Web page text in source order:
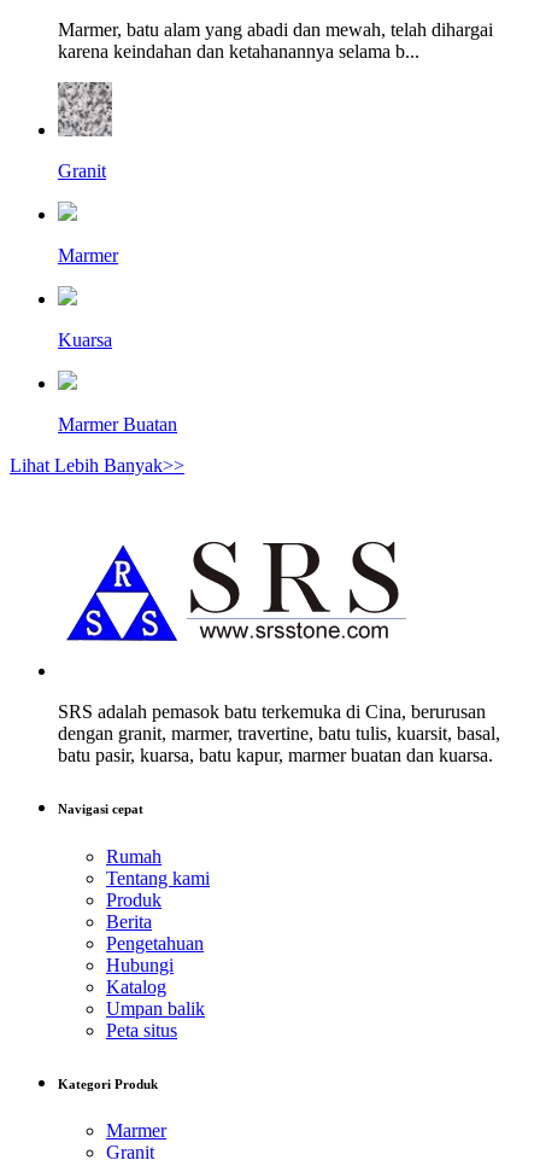
Marmer, batu alam yang abadi dan mewah, telah dihargai
karena keindahan dan ketahanannya selama b...
Granit
Marmer
Kuarsa
Marmer Buatan
Lihat Lebih Banyak>>
SRS adalah pemasok batu terkemuka di Cina, berurusan
dengan granit, marmer, travertine, batu tulis, kuarsit, basal,
batu pasir, kuarsa, batu kapur, marmer buatan dan kuarsa.
Navigasi cepat
Rumah
Tentang kami
Produk
Berita
Pengetahuan
Hubungi
Katalog
Umpan balik
Peta situs
Kategori Produk
Marmer
Granit